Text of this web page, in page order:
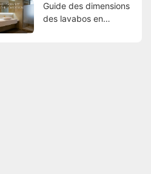
Guide des dimensions
des lavabos en